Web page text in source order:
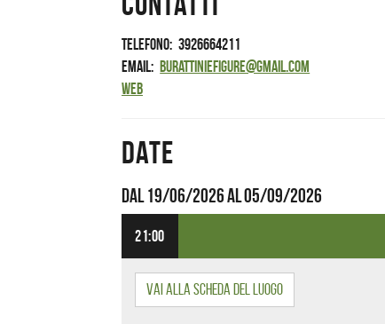
Telefono 3926664211
Email burattiniefigure@gmail.com
Web
Date
Dal 19/06/2026 al 05/09/2026
21:00
Vai alla scheda del luogo